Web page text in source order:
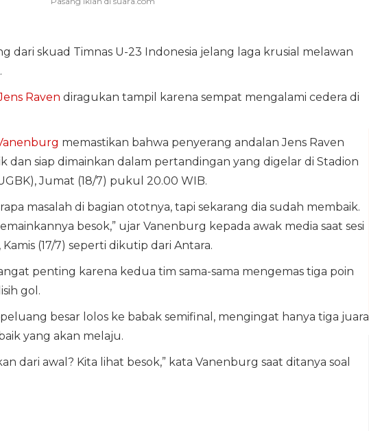
dari skuad Timnas U-23 Indonesia jelang laga krusial melawan
.
Raven diragukan tampil karena sempat mengalami cedera di
memastikan bahwa penyerang andalan Jens Raven
dan siap dimainkan dalam pertandingan yang digelar di Stadion
Jumat (18/7) pukul 20.00 WIB.
masalah di bagian ototnya, tapi sekarang dia sudah membaik.
besok,” ujar Vanenburg kepada awak media saat sesi
(17/7) seperti dikutip dari Antara.
penting karena kedua tim sama-sama mengemas tiga poin
gol.
besar lolos ke babak semifinal, mengingat hanya tiga juara
yang akan melaju.
dari awal? Kita lihat besok,” kata Vanenburg saat ditanya soal